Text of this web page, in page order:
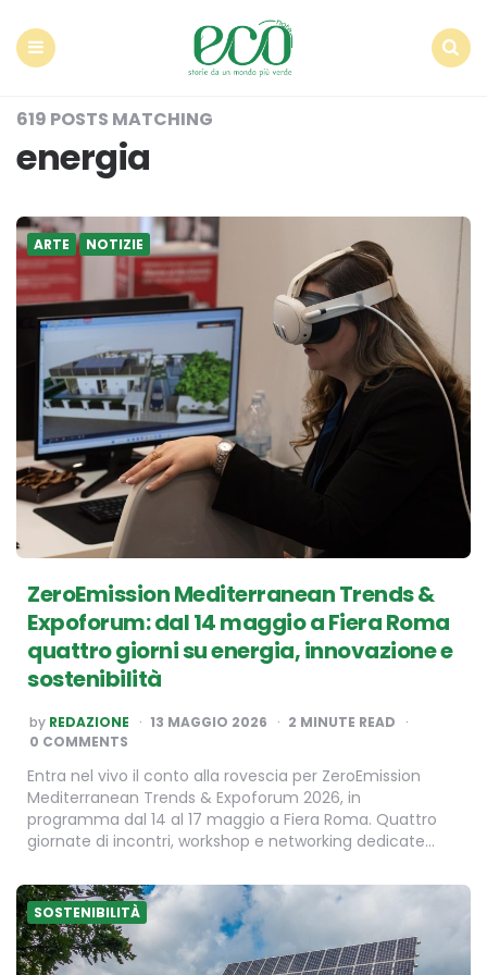
619 POSTS MATCHING
energia
ARTE NOTIZIE
ZeroEmission Mediterranean Trends &
Expoforum: dal 14 maggio a Fiera Roma
quattro giorni su energia, innovazione e
sostenibilità
POSTED
BY
by REDAZIONE 13 MAGGIO 2026 2 MINUTE READ
0 COMMENTS
Entra nel vivo il conto alla rovescia per ZeroEmission
Mediterranean Trends & Expoforum 2026, in
programma dal 14 al 17 maggio a Fiera Roma. Quattro
giornate di incontri, workshop e networking dedicate…
SOSTENIBILITÀ